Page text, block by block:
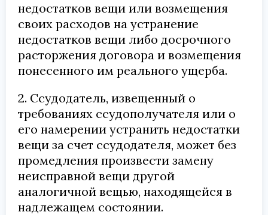
недостатков вещи или возмещения
своих расходов на устранение
недостатков вещи либо досрочного
расторжения договора и возмещения
понесенного им реального ущерба.
2. Ссудодатель, извещенный о
требованиях ссудополучателя или о
его намерении устранить недостатки
вещи за счет ссудодателя, может без
промедления произвести замену
неисправной вещи другой
аналогичной вещью, находящейся в
надлежащем состоянии.